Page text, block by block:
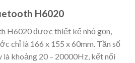
H6020
H6020 được thiết kế nhỏ gọn,
chỉ là 166 x 155 x 60mm. Tần số
là khoảng 20 – 20000Hz, kết nối